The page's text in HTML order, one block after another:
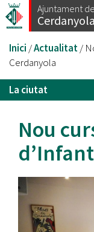
Vés
al
Ajuntament de
Cerdanyola
Esteu
aquí
Inici /Actualitat/
Cerdanyola
La ciutat
Nou